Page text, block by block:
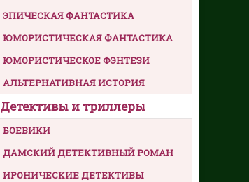
ЭПИЧЕСКАЯ ФАНТАСТИКА
ЮМОРИСТИЧЕСКАЯ ФАНТАСТИКА
ЮМОРИСТИЧЕСКОЕ ФЭНТЕЗИ
АЛЬТЕРНАТИВНАЯ ИСТОРИЯ
Детективы и триллеры
БОЕВИКИ
ДАМСКИЙ ДЕТЕКТИВНЫЙ РОМАН
ИРОНИЧЕСКИЕ ДЕТЕКТИВЫ